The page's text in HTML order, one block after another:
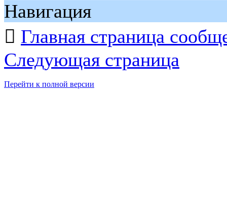
Навигация
 Главная страница
Следующая страница
Перейти к полной версии